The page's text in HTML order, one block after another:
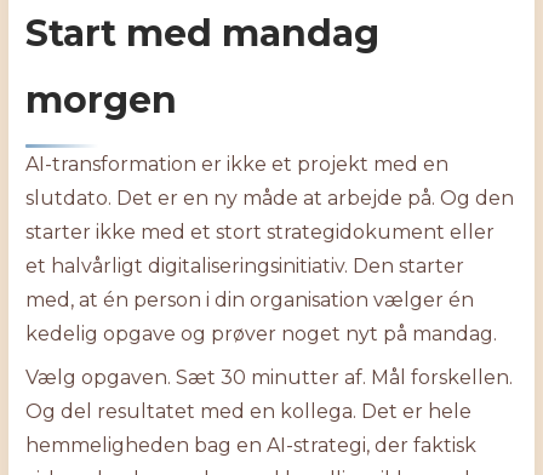
Start med mandag
morgen
AI-transformation er ikke et projekt med en
slutdato. Det er en ny måde at arbejde på. Og den
starter ikke med et stort strategidokument eller
et halvårligt digitaliseringsinitiativ. Den starter
med, at én person i din organisation vælger én
kedelig opgave og prøver noget nyt på mandag.
Vælg opgaven. Sæt 30 minutter af. Mål forskellen.
Og del resultatet med en kollega. Det er hele
hemmeligheden bag en AI-strategi, der faktisk